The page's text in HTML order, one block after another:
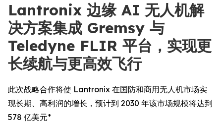
Lantronix 边缘 AI 无人机解
决方案集成 Gremsy 与
Teledyne FLIR 平台，实现更
长续航与更高效飞行
此次战略合作将使 Lantronix 在国防和商用无人机市场实
现长期、高利润的增长，预计到 2030 年该市场规模将达到
578 亿美元*